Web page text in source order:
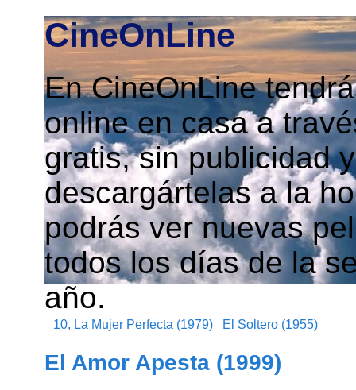
CineOnLine
En CineOnLine
online en casa a
gratis, sin publicidad
descargártelas a la
podrás ver nuevas
todos los días de la
año.
10, La Mujer Perfecta (1979) El Soltero (1955)
El Amor Apesta (1999)